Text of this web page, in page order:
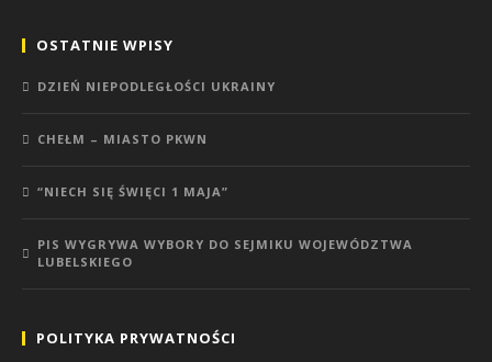
OSTATNIE WPISY
DZIEŃ NIEPODLEGŁOŚCI UKRAINY
CHEŁM – MIASTO PKWN
“NIECH SIĘ ŚWIĘCI 1 MAJA”
PIS WYGRYWA WYBORY DO SEJMIKU WOJEWÓDZTWA
LUBELSKIEGO
POLITYKA PRYWATNOŚCI